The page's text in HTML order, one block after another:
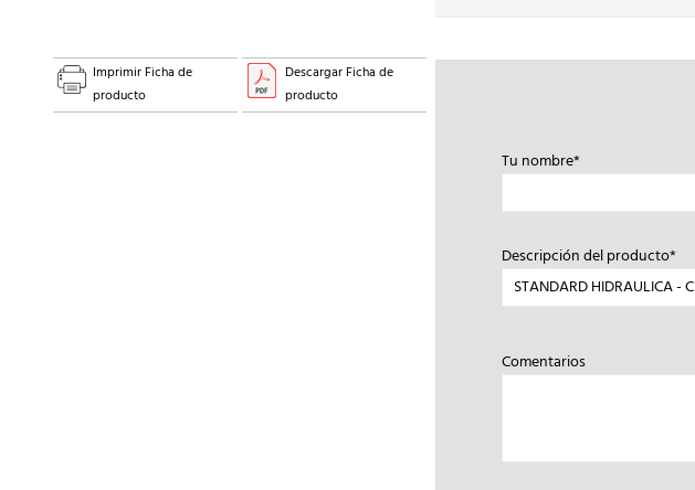
Imprimir Ficha de
producto
Descargar Ficha de
producto
Tu nombre*
Descripción del producto*
Comentarios